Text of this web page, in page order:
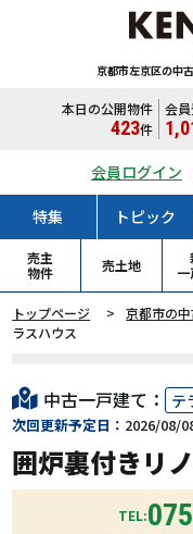
京都市左京区の中
本日の公開物件
423件
会
会員ログイン
特集 トピック
売主
物件
売土地
一
トップページ 京都市の
ラスハウス
中古一戸建て： テ
次回更新予定日： 2026/08/
囲炉裏付きリ
TEL: